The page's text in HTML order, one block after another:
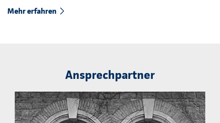
Mehr erfahren
Ansprechpartner